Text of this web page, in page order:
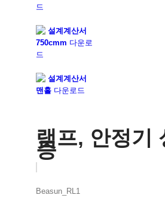
드
설계계산서
750cmm 다운로
드
설계계산서
맨홀 다운로드
램프, 안정기
증
Beasun_RL1